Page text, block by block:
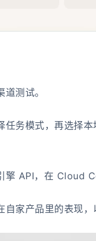
测试。
任务模式，再选择
擎 API，在 Cloud
自家产品里的表现